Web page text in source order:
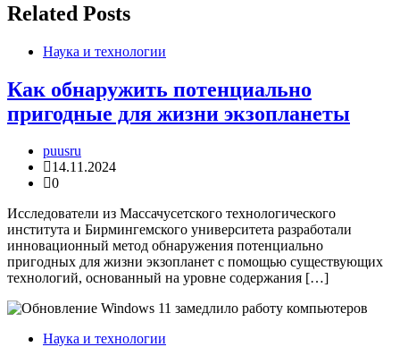
Related Posts
Наука и технологии
Как обнаружить потенциально
пригодные для жизни экзопланеты
puusru
14.11.2024
0
Исследователи из Массачусетского технологического
института и Бирмингемского университета разработали
инновационный метод обнаружения потенциально
пригодных для жизни экзопланет с помощью существующих
технологий, основанный на уровне содержания […]
Наука и технологии